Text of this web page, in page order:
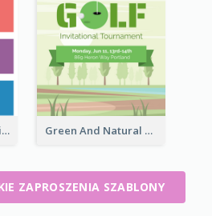
Rainbow Color Interior Space Fair Invitation Green And Natural Golf Tournament Invitation
ZAPROSZENIA SZABLONY